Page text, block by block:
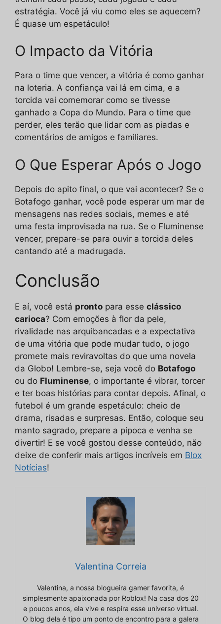
estratégia. Você já viu como eles se aquecem?
É quase um espetáculo!
O Impacto da Vitória
Para o time que vencer, a vitória é como ganhar
na loteria. A confiança vai lá em cima, e a
torcida vai comemorar como se tivesse
ganhado a Copa do Mundo. Para o time que
perder, eles terão que lidar com as piadas e
comentários de amigos e familiares.
O Que Esperar Após o Jogo
Depois do apito final, o que vai acontecer? Se o
Botafogo ganhar, você pode esperar um mar de
mensagens nas redes sociais, memes e até
uma festa improvisada na rua. Se o Fluminense
vencer, prepare-se para ouvir a torcida deles
cantando até a madrugada.
Conclusão
E aí, você está pronto para esse clássico
carioca? Com emoções à flor da pele,
rivalidade nas arquibancadas e a expectativa
de uma vitória que pode mudar tudo, o jogo
promete mais reviravoltas do que uma novela
da Globo! Lembre-se, seja você do Botafogo
ou do Fluminense, o importante é vibrar, torcer
e ter boas histórias para contar depois. Afinal, o
futebol é um grande espetáculo: cheio de
drama, risadas e surpresas. Então, coloque seu
manto sagrado, prepare a pipoca e venha se
divertir! E se você gostou desse conteúdo, não
deixe de conferir mais artigos incríveis em Blox
Notícias!
Valentina Correia
Valentina, a nossa blogueira gamer favorita, é
simplesmente apaixonada por Roblox! Na casa dos 20
e poucos anos, ela vive e respira esse universo virtual.
O blog dela é tipo um ponto de encontro para a galera